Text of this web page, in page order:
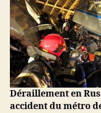
Déraillement en
accident du métro